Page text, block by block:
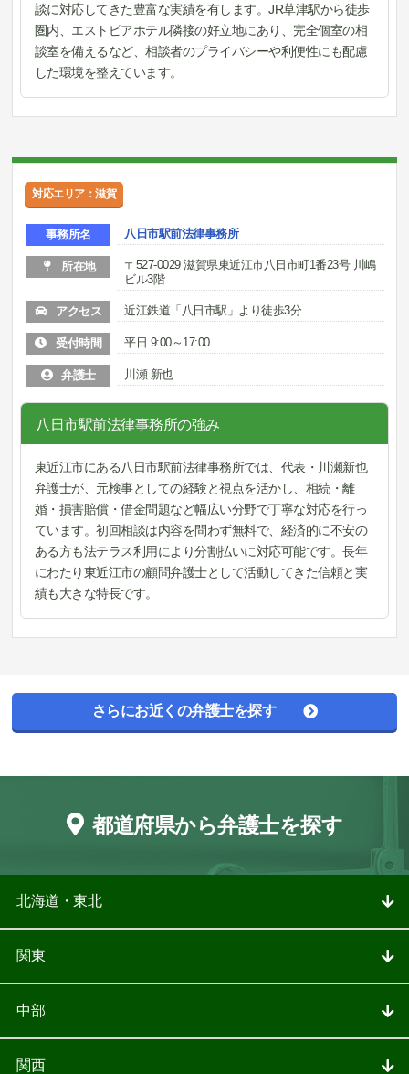
談に対応してきた豊富な実績を有します。JR草津駅から徒歩
圏内、エストピアホテル隣接の好立地にあり、完全個室の相
談室を備えるなど、相談者のプライバシーや利便性にも配慮
した環境を整えています。
対応エリア：滋賀
事務所名 八日市駅前法律事務所
所在地
〒527-0029 滋賀県東近江市八日市町1番23号 川嶋
ビル3階
アクセス 近江鉄道「八日市駅」より徒歩3分
受付時間 平日 9:00～17:00
弁護士 川瀬 新也
八日市駅前法律事務所の強み
東近江市にある八日市駅前法律事務所では、代表・川瀬新也
弁護士が、元検事としての経験と視点を活かし、相続・離
婚・損害賠償・借金問題など幅広い分野で丁寧な対応を行っ
ています。初回相談は内容を問わず無料で、経済的に不安の
ある方も法テラス利用により分割払いに対応可能です。長年
にわたり東近江市の顧問弁護士として活動してきた信頼と実
績も大きな特長です。
さらにお近くの弁護士を探す
都道府県から弁護士を探す
北海道・東北
関東
中部
関西